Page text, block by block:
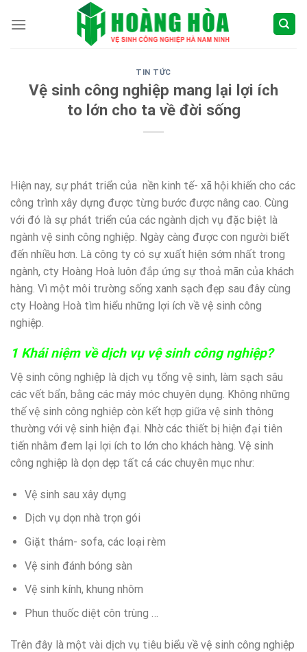
TIN TỨC
Vệ sinh công nghiệp mang lại lợi ích
to lớn cho ta về đời sống
Hiện nay, sự phát triển của nền kinh tế- xã hội khiến cho các
công trình xây dựng được từng bước được nâng cao. Cùng
với đó là sự phát triển của các ngành dịch vụ đặc biệt là
ngành vệ sinh công nghiệp. Ngày càng được con người biết
đến nhiều hơn. Là công ty có sự xuất hiện sớm nhất trong
ngành, cty Hoàng Hoà luôn đắp ứng sự thoả mãn của khách
hàng. Vì một môi trường sống xanh sạch đẹp sau đây cùng
cty Hoàng Hoà tìm hiểu những lợi ích về vệ sinh công
nghiệp.
1 Khái niệm về dịch vụ vệ sinh công nghiệp?
Vệ sinh công nghiệp là dịch vụ tổng vệ sinh, làm sạch sâu
các vết bẩn, bằng các máy móc chuyên dụng. Không những
thế vệ sinh công nghiêp còn kết hợp giữa vệ sinh thông
thường với vệ sinh hiện đại. Nhờ các thiết bị hiện đại tiên
tiến nhằm đem lại lợi ích to lớn cho khách hàng. Vệ sinh
công nghiệp là dọn dẹp tất cả các chuyên mục như:
Vệ sinh sau xây dựng
Dịch vụ dọn nhà trọn gói
Giặt thảm- sofa, các loại rèm
Vệ sinh đánh bóng sàn
Vệ sinh kính, khung nhôm
Phun thuốc diệt côn trùng …
Trên đây là một vài dịch vụ tiêu biểu về vệ sinh công nghiệp